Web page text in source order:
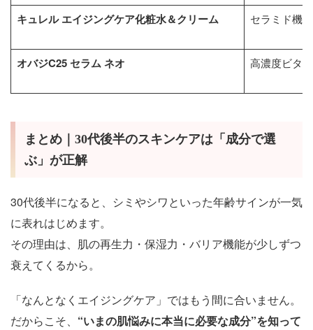
キュレル エイジングケア化粧水＆クリーム セラミド機
オバジC25 セラム ネオ 高濃度ビタ
まとめ｜30代後半のスキンケアは「成分で選
ぶ」が正解
30代後半になると、シミやシワといった年齢サインが一気
に表れはじめます。
その理由は、肌の再生力・保湿力・バリア機能が少しずつ
衰えてくるから。
「なんとなくエイジングケア」ではもう間に合いません。
だからこそ、 “いまの肌悩みに本当に必要な成分”を知って